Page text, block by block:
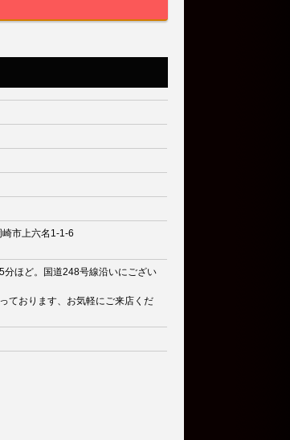
市上六名1-1-6
分ほど。国道248号線沿いにござい
ております、お気軽にご来店くだ